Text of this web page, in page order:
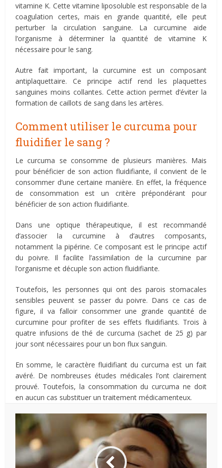
vitamine K. Cette vitamine liposoluble est responsable de la
coagulation certes, mais en grande quantité, elle peut
perturber la circulation sanguine. La curcumine aide
l’organisme à déterminer la quantité de vitamine K
nécessaire pour le sang.
Autre fait important, la curcumine est un composant
antiplaquettaire. Ce principe actif rend les plaquettes
sanguines moins collantes. Cette action permet d’éviter la
formation de caillots de sang dans les artères.
Comment utiliser le curcuma pour
fluidifier le sang ?
Le curcuma se consomme de plusieurs manières. Mais
pour bénéficier de son action fluidifiante, il convient de le
consommer d’une certaine manière. En effet, la fréquence
de consommation est un critère prépondérant pour
bénéficier de son action fluidifiante.
Dans une optique thérapeutique, il est recommandé
d’associer la curcumine à d’autres composants,
notamment la pipérine. Ce composant est le principe actif
du poivre. Il facilite l’assimilation de la curcumine par
l’organisme et décuple son action fluidifiante.
Toutefois, les personnes qui ont des parois stomacales
sensibles peuvent se passer du poivre. Dans ce cas de
figure, il va falloir consommer une grande quantité de
curcumine pour profiter de ses effets fluidifiants. Trois à
quatre infusions de thé de curcuma (sachet de 25 g) par
jour sont nécessaires pour un bon flux sanguin.
En somme, le caractère fluidifiant du curcuma est un fait
avéré. De nombreuses études médicales l’ont clairement
prouvé. Toutefois, la consommation du curcuma ne doit
en aucun cas substituer un traitement médicamenteux.